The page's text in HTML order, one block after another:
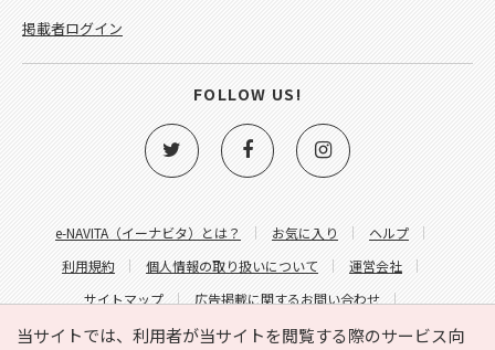
当サイトでは、利用者が当サイトを閲覧する際のサービス向
e-NAVITA（イーナビタ）とは？ お気に入り
ヘルプ
利用規約
個人情報の取り扱いについて
運営会社
サイトマップ
広告掲載に関するお問い合わせ
サイトの内容に関するお問い合わせ
掲載者ログイン
FOLLOW US!